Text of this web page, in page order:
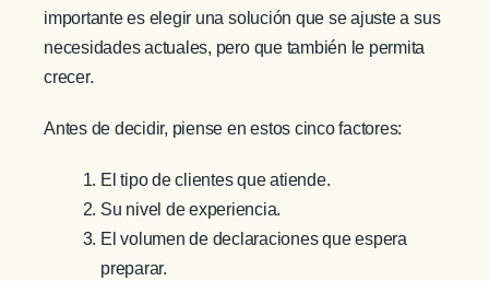
importante es elegir una solución que se ajuste a sus
necesidades actuales, pero que también le permita
crecer.
Antes de decidir, piense en estos cinco factores:
El tipo de clientes que atiende.
Su nivel de experiencia.
El volumen de declaraciones que espera
preparar.